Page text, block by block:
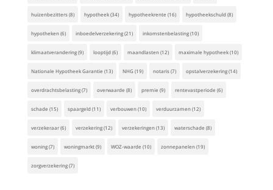
huizenbezitters(8) hypotheek(34) hypotheekrente (16) hypotheekschuld(8)
hypotheken(6) inboedelverzekering(21) inkomstenbelasting(10)
klimaatverandering(9) looptijd(6) maandlasten(12) maximale hypotheek(10)
Nationale Hypotheek Garantie (13) NHG(19) notaris(7) opstalverzekering(14)
overdrachtsbelasting(7) overwaarde (8) premie (9) rentevastperiode (6)
schade (15) spaargeld(11) verbouwen(10) verduurzamen(12)
verzekeraar(6) verzekering(12) verzekeringen(13) waterschade (8)
woning(7) woningmarkt(9) WOZ-waarde (10) zonnepanelen(19)
zorgverzekering(7)